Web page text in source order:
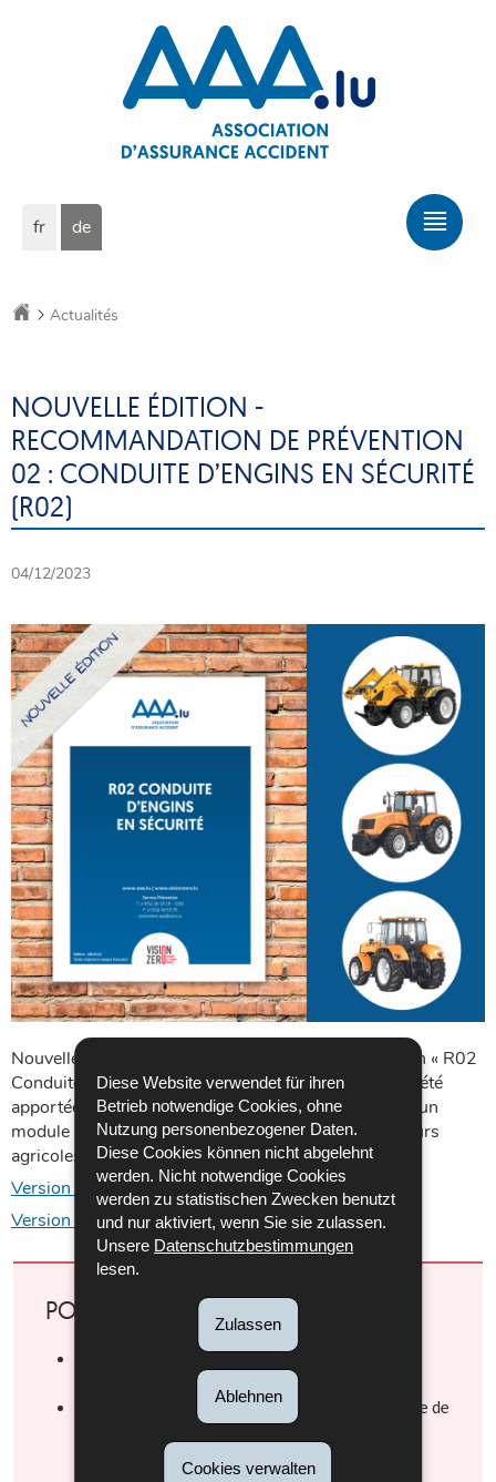
Diese Website verwendet für ihren
Betrieb notwendige Cookies, ohne
Nutzung personenbezogener Daten.
Diese Cookies können nicht abgelehnt
werden. Nicht notwendige Cookies
werden zu statistischen Zwecken benutzt
und nur aktiviert, wenn Sie sie zulassen.
Unsere Datenschutzbestimmungen
lesen.
Zulassen
Ablehnen
Cookies verwalten
Changer
de
fr de
Startseite
Actualités
NOUVELLE ÉDITION -
RECOMMANDATION DE PRÉVENTION
02 : CONDUITE D’ENGINS EN SÉCURITÉ
(R02)
04/12/2023
Nouvelle édition de la recommandation de prévention « R02
Conduite d’engins en sécurité », des adaptations ont été
apportées, entre autres, aux formations pratiques et un
module supplémentaire a été élaboré pour les tracteurs
agricoles.
Version FR
Version DE
POUR EN SAVOIR PLUS
R02 Conduite d’engins en sécurité –
Recommandations de prévention
Retrouvez toutes les règles de l’art en matière de
prévention des risques dans les divers
recommandations de prévention